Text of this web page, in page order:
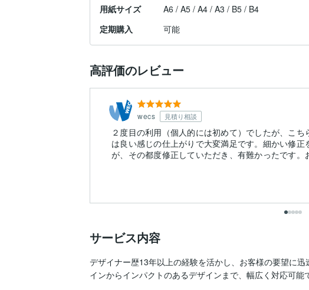
用紙サイズ
A6 / A5 / A4 / A3 / B5 / B4
定期購入
可能
高評価のレビュー
wecs 見積り相談
２度目の利用（個人的には初めて）でしたが、こ
は良い感じの仕上がりで大変満足です。細かい修
が、その都度修正していただき、有難かったです。
サービス内容
デザイナー歴13年以上の経験を活かし、お客様の要望に
インからインパクトのあるデザインまで、幅広く対応可能